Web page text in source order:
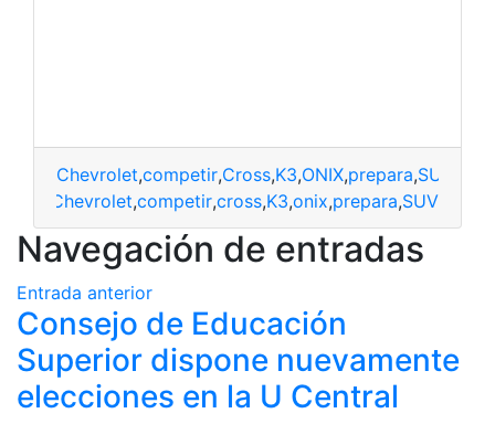
Chevrolet,competir,Cross,K3,ONIX,prepara,SUV
Chevrolet,competir,cross,K3,onix,prepara,SUV
Navegación de entradas
Entrada anterior
Consejo de Educación
Superior dispone nuevamente
elecciones en la U Central